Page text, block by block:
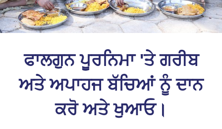
ਫਾਲਗੁਨ ਪੂਰਨਿਮਾ 'ਤੇ ਗਰੀਬ
ਅਤੇ ਅਪਾਹਜ ਬੱਚਿਆਂ ਨੂੰ ਦਾਨ
ਕਰੋ ਅਤੇ ਖੁਆਓ।